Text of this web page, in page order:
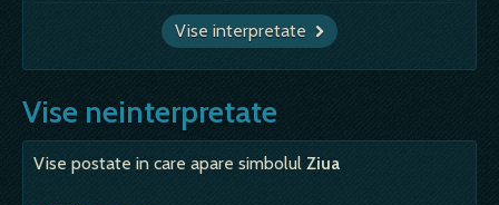
Vise interpretate
Vise neinterpretate
Vise postate in care apare simbolul Ziua